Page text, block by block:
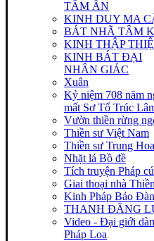
TÂM ẤN
KINH DUY MA
BÁT NHÃ TÂM
KINH THẬP
KINH BÁT ĐẠI
NHÂN GIÁC
Xuân
Kỷ niệm 708 năm
mất Sơ Tổ Trúc
Vườn thiền rừng
Thiền sư Việt Nam
Thiền sư Trung Hoa
Nhặt lá Bồ đề
Tích truyện Pháp cú
Giai thoại nhà Thiền
Kinh Pháp Bảo Đàn
THANH ĐĂNG
Video - Đại giới dàn
Pháp Loa